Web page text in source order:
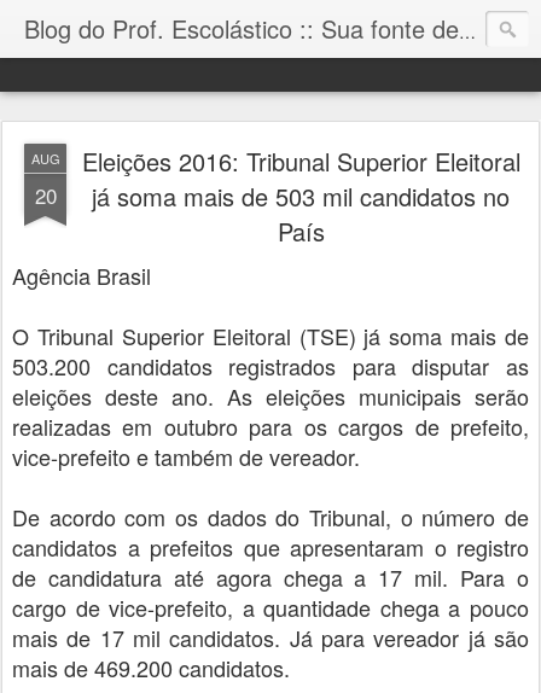
Blog do Prof. Escolástico :: Sua fonte de informação!
AUG
20
Eleições 2016: Tribunal Superior Eleitoral
já soma mais de 503 mil candidatos no
País
Agência Brasil
O Tribunal Superior Eleitoral (TSE) já soma mais de
503.200 candidatos registrados para disputar as
eleições deste ano. As eleições municipais serão
realizadas em outubro para os cargos de prefeito,
vice-prefeito e também de vereador.
De acordo com os dados do Tribunal, o número de
candidatos a prefeitos que apresentaram o registro
de candidatura até agora chega a 17 mil. Para o
cargo de vice-prefeito, a quantidade chega a pouco
mais de 17 mil candidatos. Já para vereador já são
mais de 469.200 candidatos.